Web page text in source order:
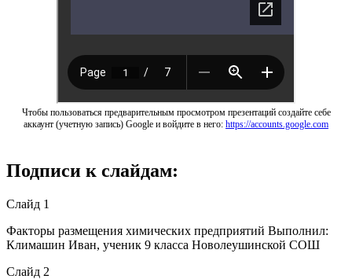
Чтобы пользоваться предварительным просмотром презентаций создайте себе
аккаунт (учетную запись) Google и войдите в него: https://accounts.google.com
Подписи к слайдам:
Слайд 1
Факторы размещения химических предприятий Выполнил:
Климашин Иван, ученик 9 класса Новолеушинской СОШ
Слайд 2